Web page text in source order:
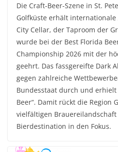
Die Craft-Beer-Szene in St.
Golfküste erhält internationale
City Cellar, der Taproom der
wurde bei der Best Florida
Championship 2026 mit der
geehrt. Das fassgereifte Dark
gegen zahlreiche
Bundesstaat durch und erhielt
Beer“. Damit rückt die Region
vielfältigen
Bierdestination in den Fokus.